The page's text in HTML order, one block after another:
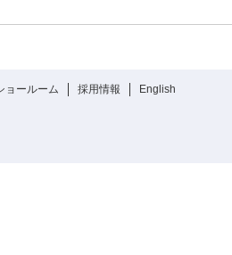
ョールーム 採用情報 English